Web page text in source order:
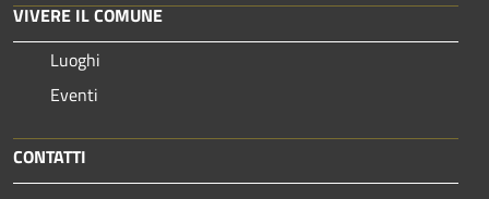
VIVERE IL COMUNE
Luoghi
Eventi
CONTATTI